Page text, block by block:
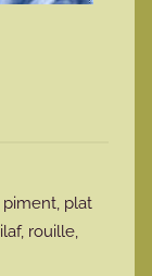
piment, plat
, rouille,